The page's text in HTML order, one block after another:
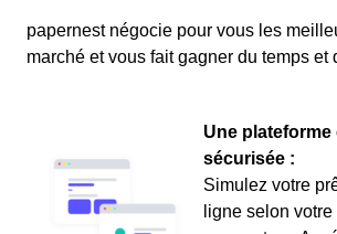
papernest négocie pour vous les
marché et vous fait gagner du temps et
Une plateforme
sécurisée :
Simulez votre
ligne selon votre